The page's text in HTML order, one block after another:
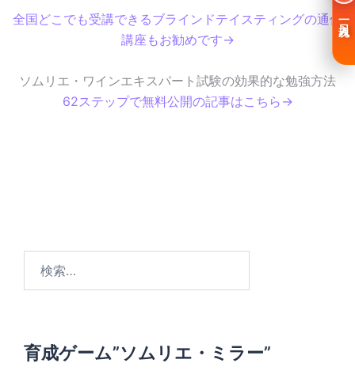
全国どこでも受講できるブラインドテイスティングの通信
講座もお勧めです→
ソムリエ・ワインエキスパート試験の効果的な勉強方法
62ステップで無料公開の記事はこちら→
育成ゲーム”ソムリエ・ミラー”